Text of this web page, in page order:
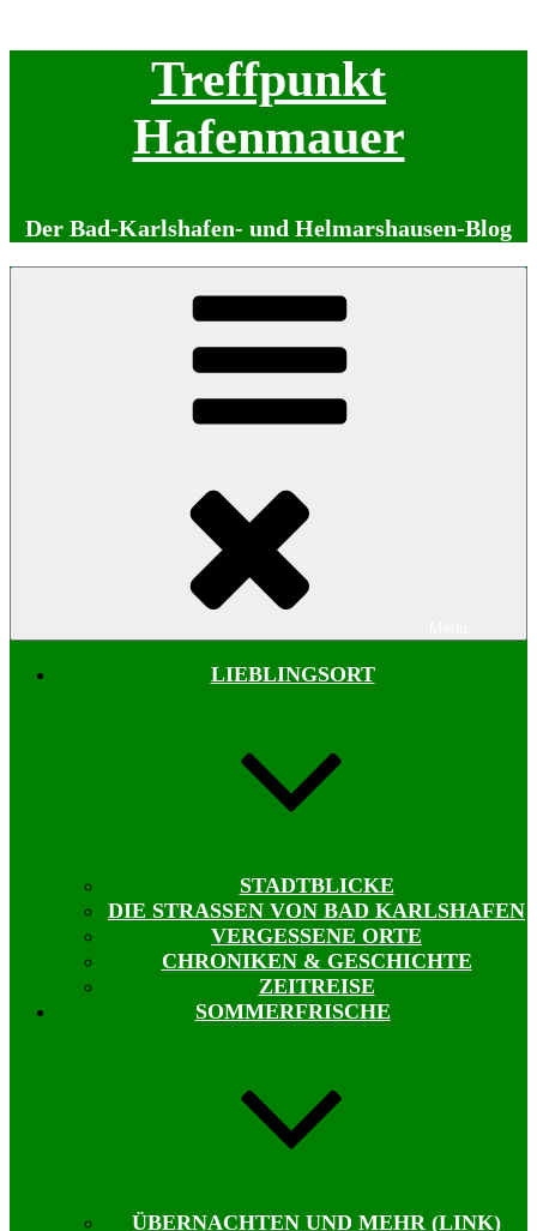
Treffpunkt
Hafenmauer
Der Bad-Karlshafen- und Helmarshausen-Blog
LIEBLINGSORT
STADTBLICKE
DIE STRASSEN VON BAD KARLSHAFEN
VERGESSENE ORTE
CHRONIKEN & GESCHICHTE
ZEITREISE
SOMMERFRISCHE
ÜBERNACHTEN UND MEHR (LINK)